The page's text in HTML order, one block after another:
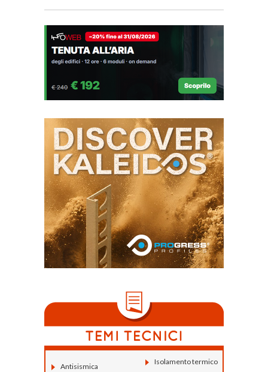
Antisismica
Isolamento termico